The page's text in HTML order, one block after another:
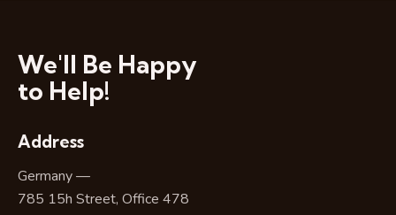
We'll Be Happy
to Help!
Address
Germany —
785 15h Street, Office 478